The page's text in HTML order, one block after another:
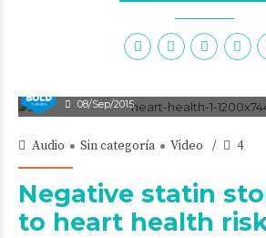
08/Sep/2015
Audio Sin categoría Video 4
Negative statin
to heart health